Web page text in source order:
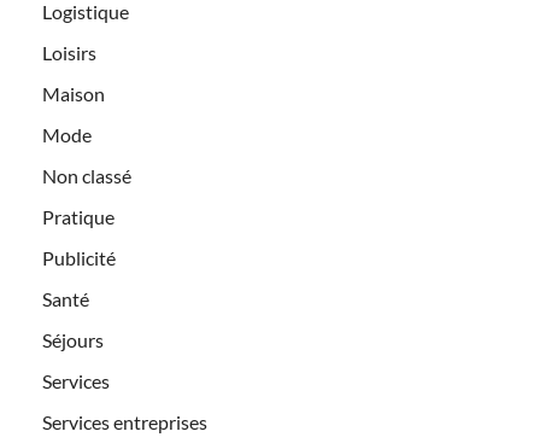
Logistique
Loisirs
Maison
Mode
Non classé
Pratique
Publicité
Santé
Séjours
Services
Services entreprises